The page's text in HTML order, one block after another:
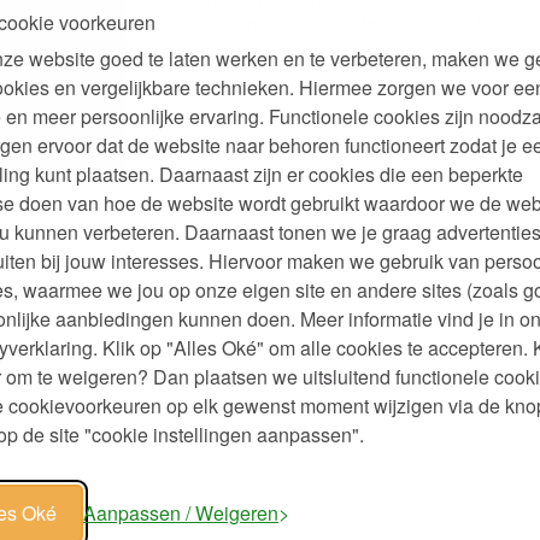
voorkeuren
website goed te laten werken en te verbeteren, maken we
en vergelijkbare technieken. Hiermee zorgen we voor
en meer persoonlijke ervaring. Functionele cookies zijn
ervoor dat de website naar behoren functioneert zodat je
kunt plaatsen. Daarnaast zijn er cookies die een beperkte
doen van hoe de website wordt gebruikt waardoor we de
kunnen verbeteren. Daarnaast tonen we je graag
bij jouw interesses. Hiervoor maken we gebruik van
waarmee we jou op onze eigen site en andere sites (zoals
aanbiedingen kunnen doen. Meer informatie vind je in
Klik op "Alles Oké" om alle cookies te accepteren.
om te weigeren? Dan plaatsen we uitsluitend functionele
cookievoorkeuren op elk gewenst moment wijzigen via de
de site "cookie instellingen aanpassen".
Oké Aanpassen / Weigeren
kunnen gesteriliseerd worden in kokend water voor 5 minuten
NIET steriliseren!
voordat het zakje weer in elkaar gezet wordt
zonlicht of bij een warmtebron